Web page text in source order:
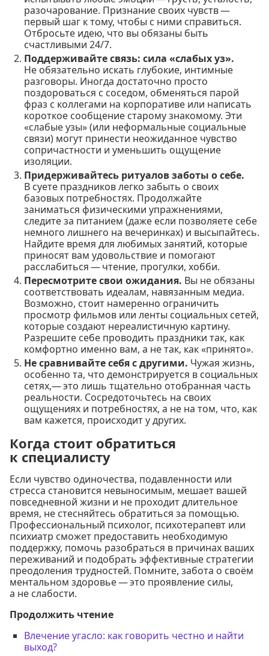
разочарование. Признание своих чувств —
первый шаг к тому, чтобы с ними справиться.
Отбросьте идею, что вы обязаны быть
счастливыми 24/7.
Поддерживайте связь: сила «слабых уз».
Не обязательно искать глубокие, интимные
разговоры. Иногда достаточно просто
поздороваться с соседом, обменяться парой
фраз с коллегами на корпоративе или написать
короткое сообщение старому знакомому. Эти
«слабые узы» (или неформальные социальные
связи) могут принести неожиданное чувство
сопричастности и уменьшить ощущение
изоляции.
Придерживайтесь ритуалов заботы о себе.
В суете праздников легко забыть о своих
базовых потребностях. Продолжайте
заниматься физическими упражнениями,
следите за питанием (даже если позволяете себе
немного лишнего на вечеринках) и высыпайтесь.
Найдите время для любимых занятий, которые
приносят вам удовольствие и помогают
расслабиться — чтение, прогулки, хобби.
Пересмотрите свои ожидания. Вы не обязаны
соответствовать идеалам, навязанным медиа.
Возможно, стоит намеренно ограничить
просмотр фильмов или ленты социальных сетей,
которые создают нереалистичную картину.
Разрешите себе проводить праздники так, как
комфортно именно вам, а не так, как «принято».
Не сравнивайте себя с другими. Чужая жизнь,
особенно та, что демонстрируется в социальных
сетях,— это лишь тщательно отобранная часть
реальности. Сосредоточьтесь на своих
ощущениях и потребностях, а не на том, что, как
вам кажется, происходит у других.
Когда стоит обратиться
к специалисту
Если чувство одиночества, подавленности или
стресса становится невыносимым, мешает вашей
повседневной жизни и не проходит длительное
время, не стесняйтесь обратиться за помощью.
Профессиональный психолог, психотерапевт или
психиатр сможет предоставить необходимую
поддержку, помочь разобраться в причинах ваших
переживаний и подобрать эффективные стратегии
преодоления трудностей. Помните, забота о своём
ментальном здоровье — это проявление силы,
а не слабости.
Продолжить чтение
Влечение угасло: как говорить честно и найти
выход?